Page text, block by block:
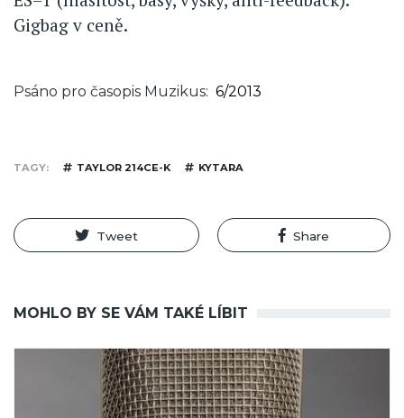
Gigbag v ceně.
Psáno pro časopis Muzikus 6/2013
TAGY TAYLOR 214CE-K KYTARA
Tweet Share
MOHLO BY SE VÁM TAKÉ LÍBIT